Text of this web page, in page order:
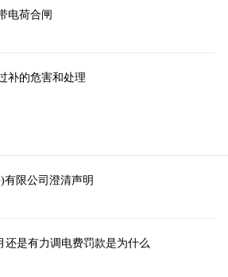
电荷合闸
补的危害和处理
有限公司澄清声明
还是有力调电费罚款是为什么